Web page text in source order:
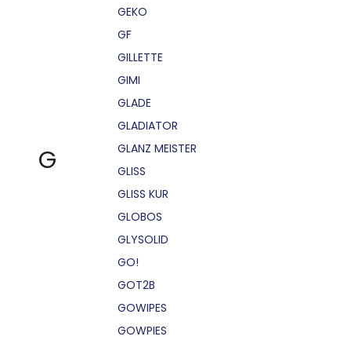
G
GEKO
GF
GILLETTE
GIMI
GLADE
GLADIATOR
GLANZ MEISTER
GLISS
GLISS KUR
GLOBOS
GLYSOLID
GO!
GOT2B
GOWIPES
GOWPIES